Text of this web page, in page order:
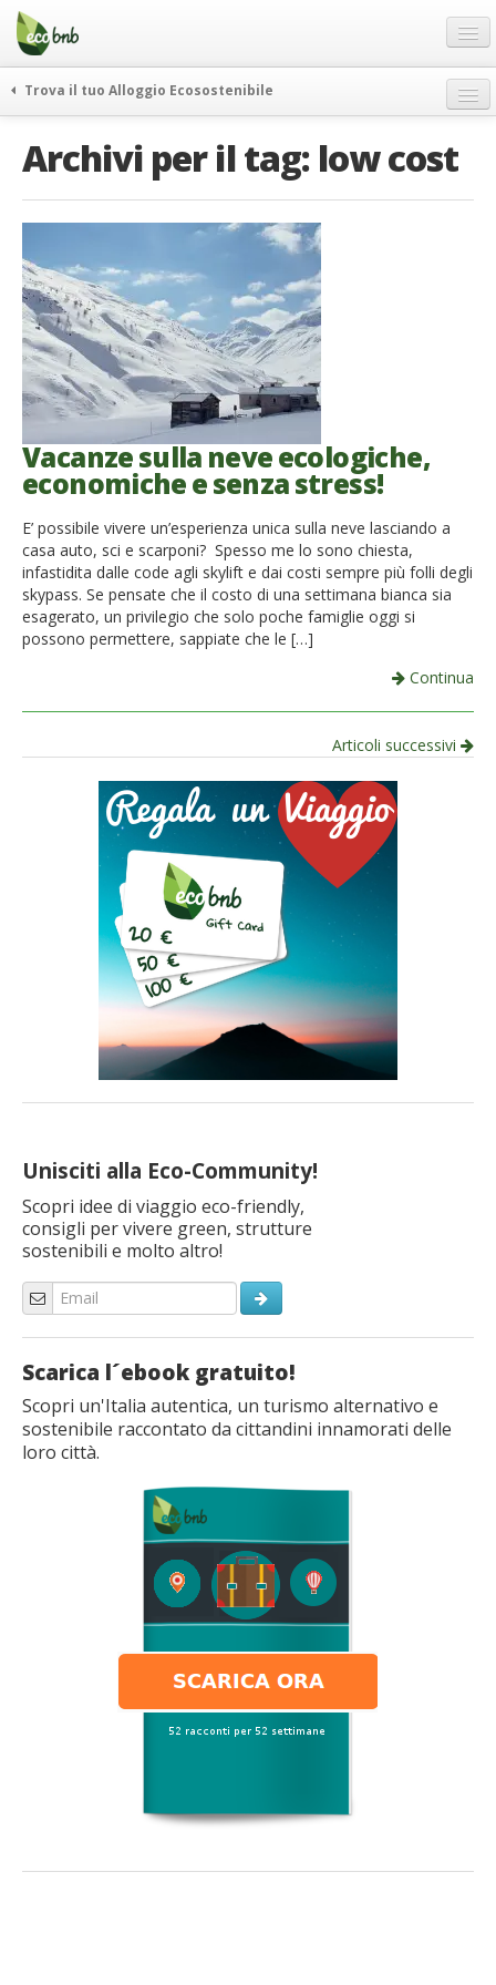
Menu
Salta
contenuto
Offerte Speciali
Regali
FAQ
Partner
Contatti
Italiano
German
Spanish
French
Italiano
Trova il tuo Alloggio Ecosostenibile
itinerari
vivere e viaggiare verde
news ed eventi
ecohotel
rassegna stampa
Archivi per il tag: low cost
Vacanze sulla neve ecologiche,
economiche e senza stress!
E’ possibile vivere un’esperienza unica sulla neve lasciando a
casa auto, sci e scarponi? Spesso me lo sono chiesta,
infastidita dalle code agli skylift e dai costi sempre più folli degli
skypass. Se pensate che il costo di una settimana bianca sia
esagerato, un privilegio che solo poche famiglie oggi si
possono permettere, sappiate che le […]
Continua
Navigazione
articolo
Articoli successivi
Unisciti alla Eco-Community!
Scopri idee di viaggio eco-friendly,
consigli per vivere green, strutture
sostenibili e molto altro!
Scarica l´ebook gratuito!
Scopri un'Italia autentica, un turismo alternativo e
sostenibile raccontato da cittandini innamorati delle
loro città.